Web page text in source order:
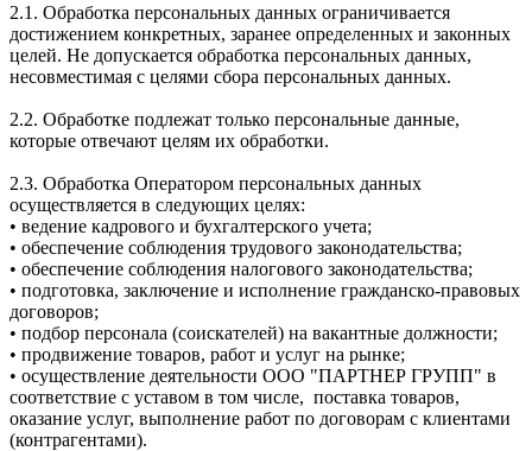
2.1. Обработка персональных данных ограничивается
достижением конкретных, заранее определенных и законных
целей. Не допускается обработка персональных данных,
несовместимая с целями сбора персональных данных.
2.2. Обработке подлежат только персональные данные,
которые отвечают целям их обработки.
2.3. Обработка Оператором персональных данных
осуществляется в следующих целях:
• ведение кадрового и бухгалтерского учета;
• обеспечение соблюдения трудового законодательства;
• обеспечение соблюдения налогового законодательства;
• подготовка, заключение и исполнение гражданско-правовых
договоров;
• подбор персонала (соискателей) на вакантные должности;
• продвижение товаров, работ и услуг на рынке;
• осуществление деятельности ООО "ПАРТНЕР ГРУПП" в
соответствие с уставом в том числе, поставка товаров,
оказание услуг, выполнение работ по договорам с клиентами
(контрагентами).